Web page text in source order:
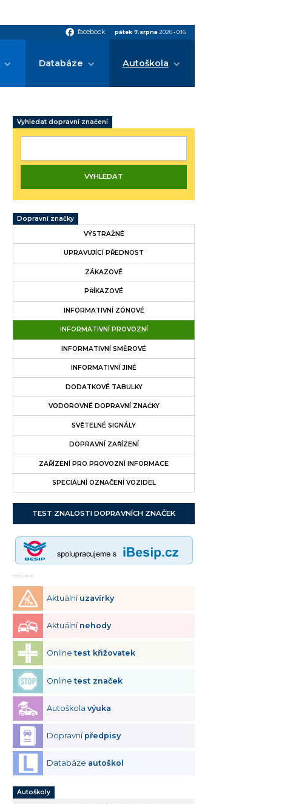
facebook facebook pátek 7.srpna 2026• 0:16
Databáze Autoškola
Vyhledat dopravní značení
Dopravní značky
VÝSTRAŽNÉ
UPRAVUJÍCÍ PŘEDNOST
ZÁKAZOVÉ
PŘÍKAZOVÉ
INFORMATIVNÍ ZÓNOVÉ
INFORMATIVNÍ PROVOZNÍ
INFORMATIVNÍ SMĚROVÉ
INFORMATIVNÍ JINÉ
DODATKOVÉ TABULKY
VODOROVNÉ DOPRAVNÍ ZNAČKY
SVĚTELNÉ SIGNÁLY
DOPRAVNÍ ZAŘÍZENÍ
ZAŘÍZENÍ PRO PROVOZNÍ INFORMACE
SPECIÁLNÍ OZNAČENÍ VOZIDEL
TEST ZNALOSTI DOPRAVNÍCH ZNAČEK
reklama
Aktuální uzavírky
Aktuální nehody
Onlinetest křižovatek
Onlinetest značek
Autoškolavýuka
Dopravní předpisy
Databáze autoškol
Autoškoly